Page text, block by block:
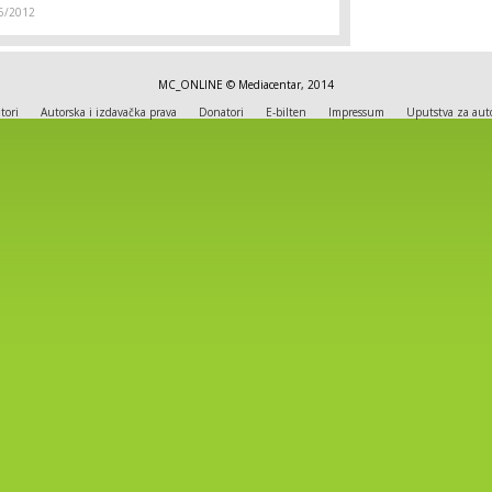
2012
MC_ONLINE © Mediacentar, 2014
Autorska i izdavačka prava Donatori E-bilten Impressum Uputstva za